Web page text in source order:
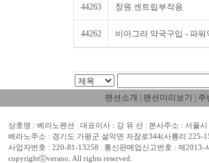
44263 창원 센트립부작용
44262 비아그라 약국구입 - 파워
팬션소개 팬션미리보기 주
상호명 : 베라노펜션 대표이사 : 강 유 선
본사주소 : 서울
베라노주소 : 경기도 가평군 설악면 자잠로344(사룡리 225-
사업자번호 : 220-81-13258
통신판매업신고번호 : 제2013-
copyrightⓒverano. All rights reserved.